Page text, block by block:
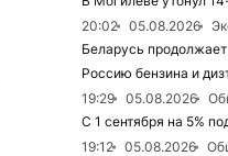
20:02
05.08.2026
Беларусь
Россию бензина и
19:29
05.08.2026
С 1 сентября на 5%
19:12
05.08.2026